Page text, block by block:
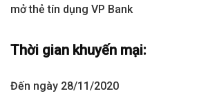
mở thẻ tín dụng VP Bank
Thời gian khuyến mại:
Đến ngày 28/11/2020